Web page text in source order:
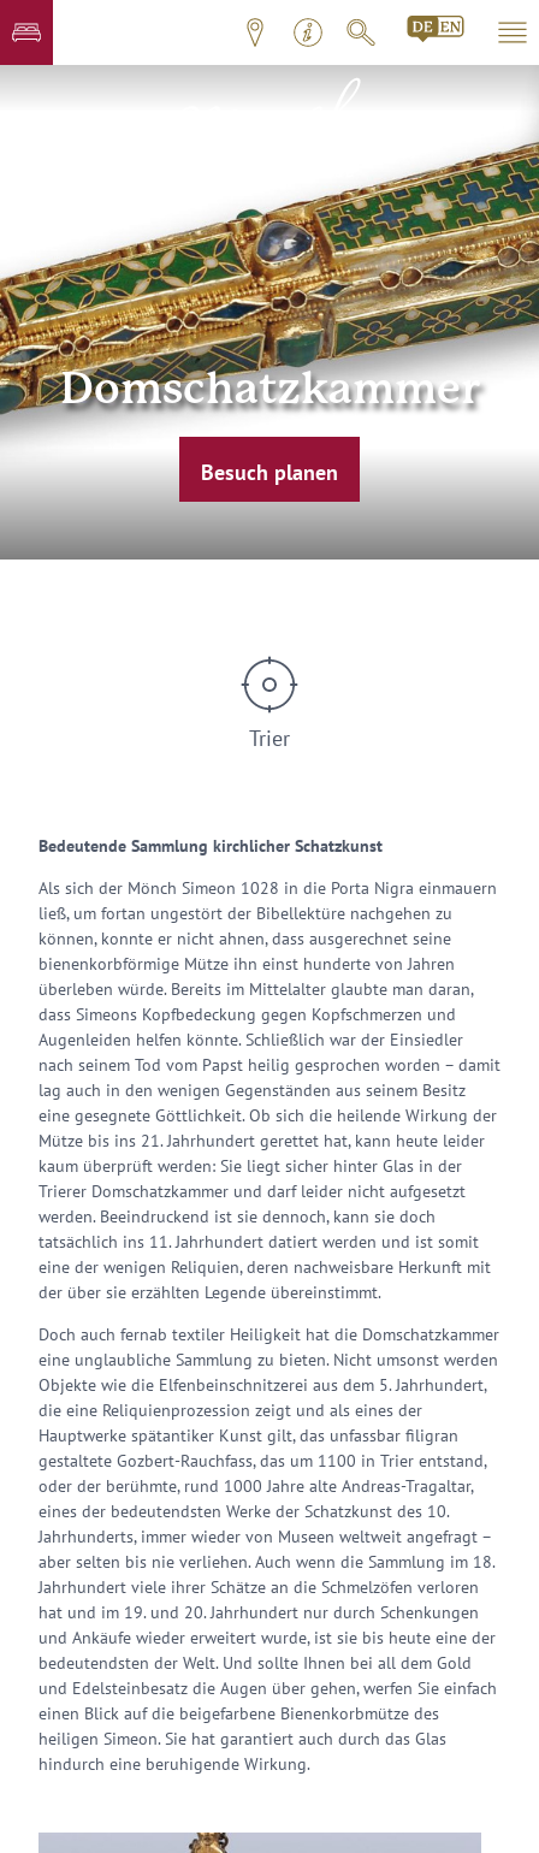
Domschatzkammer
Besuch planen
Trier
Bedeutende Sammlung kirchlicher Schatzkunst
Als sich der Mönch Simeon 1028 in die Porta Nigra einmauern
ließ, um fortan ungestört der Bibellektüre nachgehen zu
können, konnte er nicht ahnen, dass ausgerechnet seine
bienenkorbförmige Mütze ihn einst hunderte von Jahren
überleben würde. Bereits im Mittelalter glaubte man daran,
dass Simeons Kopfbedeckung gegen Kopfschmerzen und
Augenleiden helfen könnte. Schließlich war der Einsiedler
nach seinem Tod vom Papst heilig gesprochen worden – damit
lag auch in den wenigen Gegenständen aus seinem Besitz
eine gesegnete Göttlichkeit. Ob sich die heilende Wirkung der
Mütze bis ins 21. Jahrhundert gerettet hat, kann heute leider
kaum überprüft werden: Sie liegt sicher hinter Glas in der
Trierer Domschatzkammer und darf leider nicht aufgesetzt
werden. Beeindruckend ist sie dennoch, kann sie doch
tatsächlich ins 11. Jahrhundert datiert werden und ist somit
eine der wenigen Reliquien, deren nachweisbare Herkunft mit
der über sie erzählten Legende übereinstimmt.
Doch auch fernab textiler Heiligkeit hat die Domschatzkammer
eine unglaubliche Sammlung zu bieten. Nicht umsonst werden
Objekte wie die Elfenbeinschnitzerei aus dem 5. Jahrhundert,
die eine Reliquienprozession zeigt und als eines der
Hauptwerke spätantiker Kunst gilt, das unfassbar filigran
gestaltete Gozbert-Rauchfass, das um 1100 in Trier entstand,
oder der berühmte, rund 1000 Jahre alte Andreas-Tragaltar,
eines der bedeutendsten Werke der Schatzkunst des 10.
Jahrhunderts, immer wieder von Museen weltweit angefragt –
aber selten bis nie verliehen. Auch wenn die Sammlung im 18.
Jahrhundert viele ihrer Schätze an die Schmelzöfen verloren
hat und im 19. und 20. Jahrhundert nur durch Schenkungen
und Ankäufe wieder erweitert wurde, ist sie bis heute eine der
bedeutendsten der Welt. Und sollte Ihnen bei all dem Gold
und Edelsteinbesatz die Augen über gehen, werfen Sie einfach
einen Blick auf die beigefarbene Bienenkorbmütze des
heiligen Simeon. Sie hat garantiert auch durch das Glas
hindurch eine beruhigende Wirkung.